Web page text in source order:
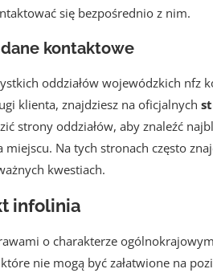
się bezpośrednio z nim.
kontaktowe
oddziałów wojewódzkich nfz
klienta, znajdziesz na oficjalnych
strony oddziałów, aby znaleźć
miejscu. Na tych stronach często
kwestiach.
infolinia
o charakterze
nie mogą być załatwione na